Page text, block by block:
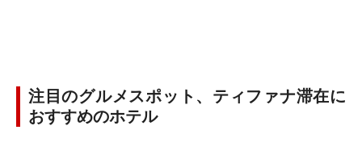
注目のグルメスポット、ティファナ滞在に
おすすめのホテル